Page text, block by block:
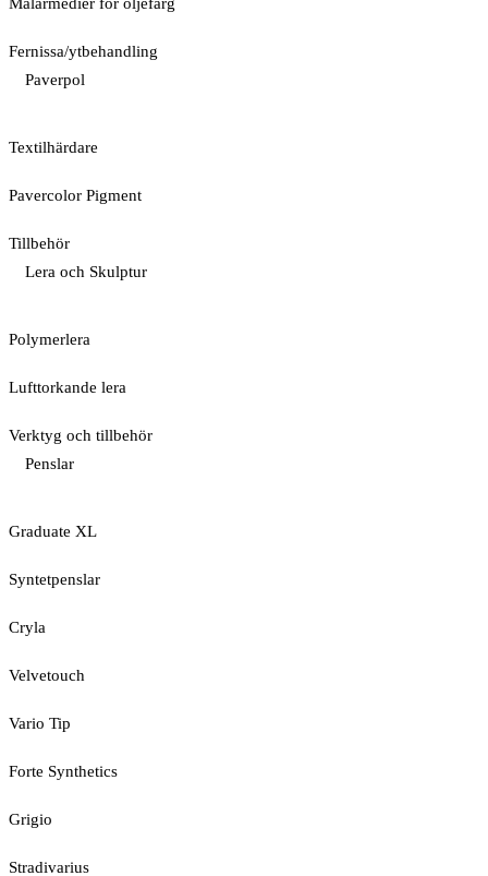
Fernissa/ytbehandling
Paverpol
Textilhärdare
Pavercolor Pigment
Tillbehör
Lera och Skulptur
Polymerlera
Lufttorkande lera
Verktyg och tillbehör
Penslar
Graduate XL
Syntetpenslar
Cryla
Velvetouch
Vario Tip
Forte Synthetics
Grigio
Stradivarius